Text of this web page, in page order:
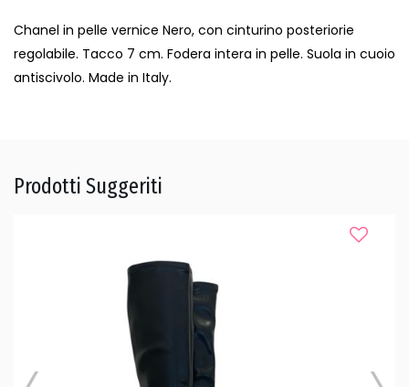
Chanel in pelle vernice Nero, con cinturino posteriorie
regolabile. Tacco 7 cm. Fodera intera in pelle. Suola in cuoio
antiscivolo. Made in Italy.
Prodotti Suggeriti